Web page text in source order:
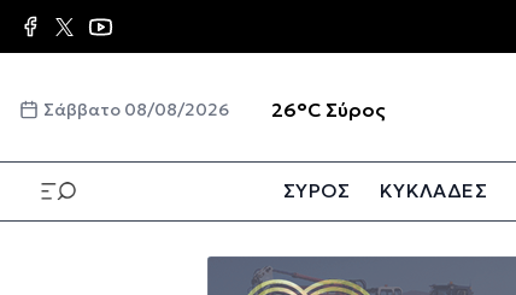
Παράκαμψη
προς
κυρίωςΣάββατο 08/08/2026 26°C Σύρος
ΣΥΡΟΣ ΚΥΚΛΑΔΕΣ